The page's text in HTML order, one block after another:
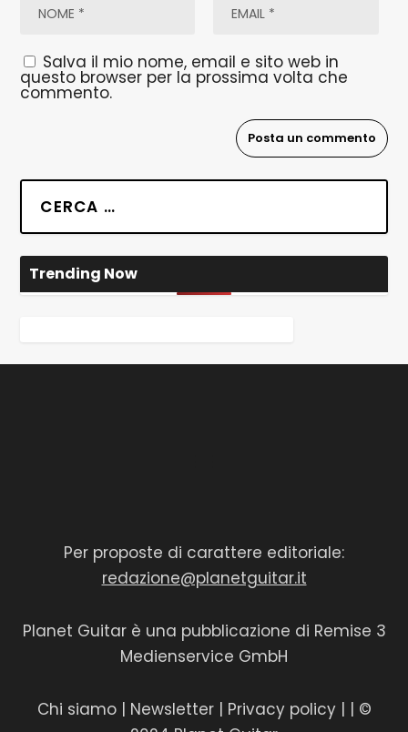
Salva il mio nome, email e sito web in
questo browser per la prossima volta che
commento.
Trending Now
Per proposte di carattere editoriale:
redazione@planetguitar.it
Planet Guitar è una pubblicazione di Remise 3
Medienservice GmbH
Chi siamo| Newsletter | Privacy policy| | ©